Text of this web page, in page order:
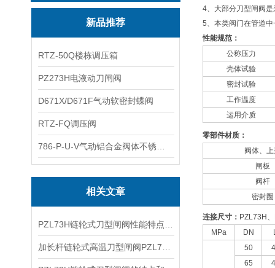
新品推荐
RTZ-50Q楼栋调压箱
PZ273H电液动刀闸阀
D671X/D671F气动软密封蝶阀
RTZ-FQ调压阀
相关文章
4、大部分刀型闸阀
5、本类阀门在管道
性能规范：
公称压力
壳体试验
密封试验
工作温度
运用介质
零部件材质：
阀体、
闸板
阀杆
密封圈
连接尺寸： PZL73H
MPa
DN
50
65